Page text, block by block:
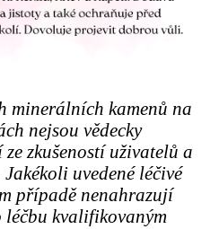
minerálních kamenů na
nejsou vědecky
zkušeností uživatelů a
uvedené léčivé
případě nenahrazují
kvalifikovaným